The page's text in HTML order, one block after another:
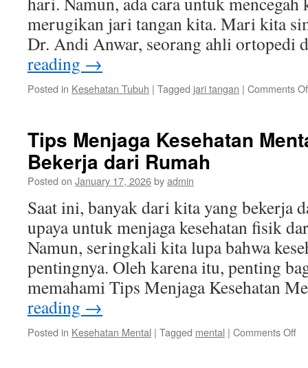
merugikan jari tangan kita. Mari kita
Dr. Andi Anwar, seorang ahli
reading →
Posted in Kesehatan Tubuh | Tagged jari tangan | Comments
Tips Menjaga Kesehatan
Bekerja dari Rumah
Posted on January 17, 2026byadmin
Saat ini, banyak dari kita yang bekerja
upaya untuk menjaga kesehatan fisik
Namun, seringkali kita lupa bahwa
pentingnya. Oleh karena itu, penting
memahami Tips Menjaga Kesehatan
reading →
Posted in Kesehatan Mental | Tagged mental | Comments Offon